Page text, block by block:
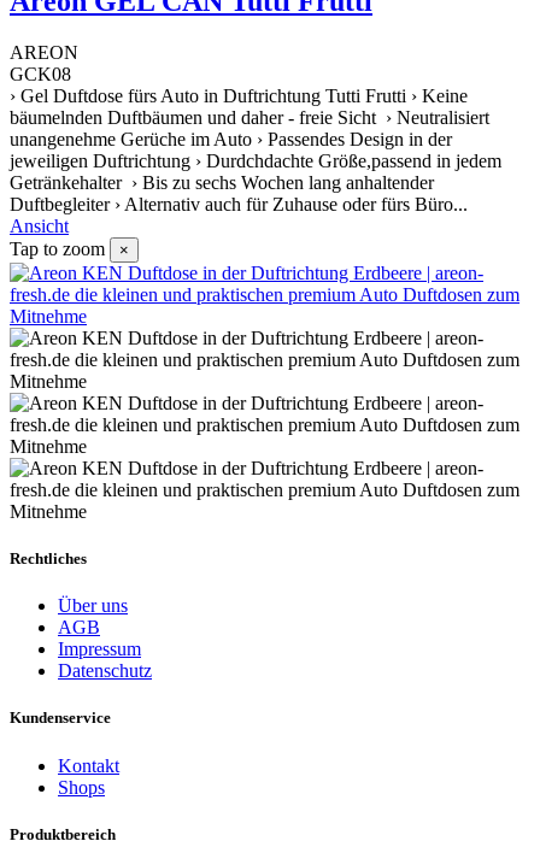
AREON
GCK08
› Gel Duftdose fürs Auto in Duftrichtung Tutti Frutti › Keine
bäumelnden Duftbäumen und daher - freie Sicht › Neutralisiert
unangenehme Gerüche im Auto › Passendes Design in der
jeweiligen Duftrichtung › Durdchdachte Größe,passend in jedem
Getränkehalter › Bis zu sechs Wochen lang anhaltender
Duftbegleiter › Alternativ auch für Zuhause oder fürs Büro...
Ansicht
Tap to zoom
×
Rechtliches
Über uns
AGB
Impressum
Datenschutz
Kundenservice
Kontakt
Shops
Produktbereich